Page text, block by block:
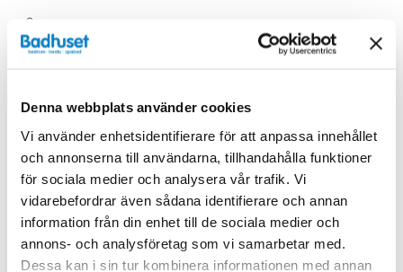
Denna webbplats använder cookies
Vi använder enhetsidentifierare för att anpassa innehållet
och annonserna till användarna, tillhandahålla funktioner
för sociala medier och analysera vår trafik. Vi
vidarebefordrar även sådana identifierare och annan
information från din enhet till de sociala medier och
annons- och analysföretag som vi samarbetar med.
Dessa kan i sin tur kombinera informationen med annan
Liknande produkter
Kampanj Kampanj